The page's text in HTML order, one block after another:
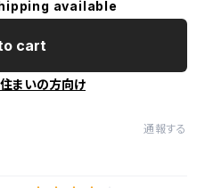
available
cart
まいの方向け
通報する